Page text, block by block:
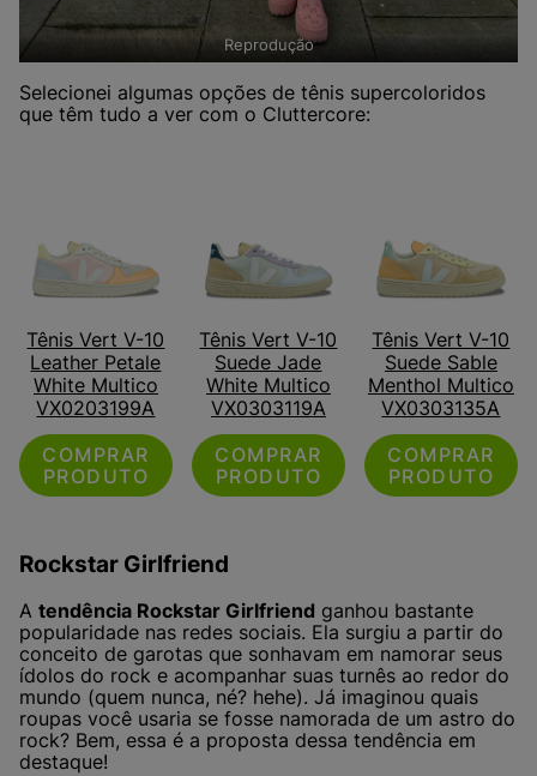
Reprodução
Selecionei algumas opções de tênis supercoloridos
que têm tudo a ver com o Cluttercore:
Tênis Vert V-10
Leather Petale
White Multico
VX0203199A
COMPRAR
PRODUTO
Tênis Vert V-10
Suede Jade
White Multico
VX0303119A
COMPRAR
PRODUTO
Tênis Vert V-10
Suede Sable
Menthol Multico
VX0303135A
COMPRAR
PRODUTO
Rockstar Girlfriend
A tendência Rockstar Girlfriend ganhou bastante
popularidade nas redes sociais. Ela surgiu a partir do
conceito de garotas que sonhavam em namorar seus
ídolos do rock e acompanhar suas turnês ao redor do
mundo (quem nunca, né? hehe). Já imaginou quais
roupas você usaria se fosse namorada de um astro do
rock? Bem, essa é a proposta dessa tendência em
destaque!